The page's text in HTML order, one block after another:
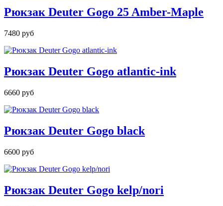
Рюкзак Deuter Gogo 25 Amber-Maple
7480 руб
Рюкзак Deuter Gogo atlantic-ink
6660 руб
Рюкзак Deuter Gogo black
6600 руб
Рюкзак Deuter Gogo kelp/nori